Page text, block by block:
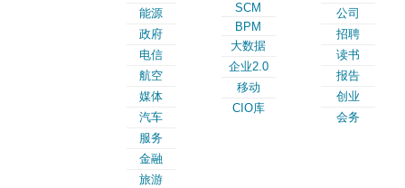
能源
政府
电信
航空
媒体
汽车
服务
金融
旅游
SCM
BPM
大数据
企业2.0
移动
CIO库
公司
招聘
读书
报告
创业
会务